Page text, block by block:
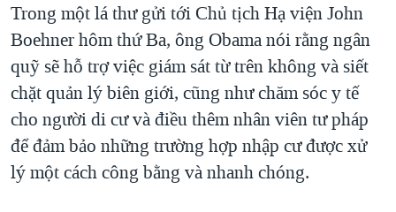
Trong một lá thư gửi tới Chủ tịch Hạ viện John
Boehner hôm thứ Ba, ông Obama nói rằng ngân
quỹ sẽ hỗ trợ việc giám sát từ trên không và siết
chặt quản lý biên giới, cũng như chăm sóc y tế
cho người di cư và điều thêm nhân viên tư pháp
để đảm bảo những trường hợp nhập cư được xử
lý một cách công bằng và nhanh chóng.